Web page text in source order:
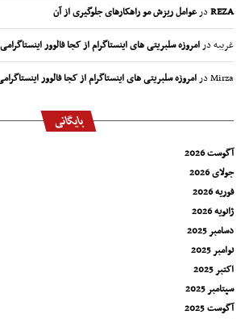
REZAدرعوامل ریزش مو راهکارهای جلوگیری از آن
غریبهدرامروزه سلبریتی های اینستاگرام از کجا فالوور
Mirzaدرامروزه سلبریتی های اینستاگرام از کجا فالوور
بایگانی
آگوست 2026
جولای 2026
فوریه 2026
ژانویه 2026
دسامبر 2025
نوامبر 2025
اکتبر 2025
سپتامبر 2025
آگوست 2025